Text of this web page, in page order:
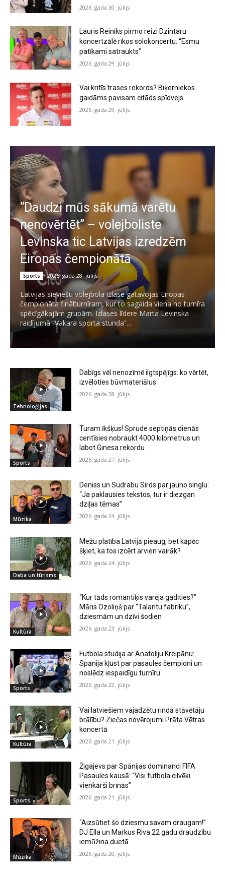
2026. gada 30. jūlijs
Lauris Reiniks pirmo reizi Dzintaru
koncertzālē rīkos solokoncertu: “Esmu
patīkami satraukts”
2026. gada 29. jūlijs
Vai kritīs trases rekords? Biķerniekos
gaidāms pavisam citāds spīdvejs
2026. gada 29. jūlijs
“Daudzi mūs sākumā varētu
nenovērtēt” – volejboliste
Levinska tic Latvijas izredzēm
Eiropas čempionātā
Sports 2026. gada 28. jūlijs
Latvijas sieviešu volejbola izlase gatavojas Eiropas
čempionāta finālturnīram, kur to sagaida viena no turnīra
spēcīgākajām grupām. Izlases līdere Marta Levinska
raidījumā “Vakara sporta stunda”...
Tehnoloģijas
Dabīgs vēl nenozīmē ilgtspējīgs: ko vērtēt,
izvēloties būvmateriālus
2026. gada 28. jūlijs
Sports
Turam īkšķus! Sprude septiņās dienās
centīsies nobraukt 4000 kilometrus un
labot Ginesa rekordu
2026. gada 27. jūlijs
Mūzika
Deniss un Sudrabu Sirds par jauno singlu:
“Ja paklausies tekstos, tur ir diezgan
dziļas tēmas”
2026. gada 24. jūlijs
Daba un tūrisms
Mežu platība Latvijā pieaug, bet kāpēc
šķiet, ka tos izcērt arvien vairāk?
2026. gada 24. jūlijs
Kultūra
“Kur tāds romantiķis varēja gadīties?”
Māris Ozoliņš par “Talantu fabriku”,
dziesmām un dzīvi šodien
2026. gada 23. jūlijs
Sports
Futbola studija ar Anatoliju Kreipānu:
Spānija kļūst par pasaules čempioni un
noslēdz iespaidīgu turnīru
2026. gada 22. jūlijs
Kultūra
Vai latviešiem vajadzētu rindā stāvētāju
brālību? Ziečas novērojumi Prāta Vētras
koncertā
2026. gada 21. jūlijs
Sports
Žigajevs par Spānijas dominanci FIFA
Pasaules kausā: “Visi futbola cilvēki
vienkārši brīnās”
2026. gada 21. jūlijs
Mūzika
“Aizsūtiet šo dziesmu savam draugam!”
DJ Ella un Markus Riva 22 gadu draudzību
iemūžina duetā
2026. gada 20. jūlijs